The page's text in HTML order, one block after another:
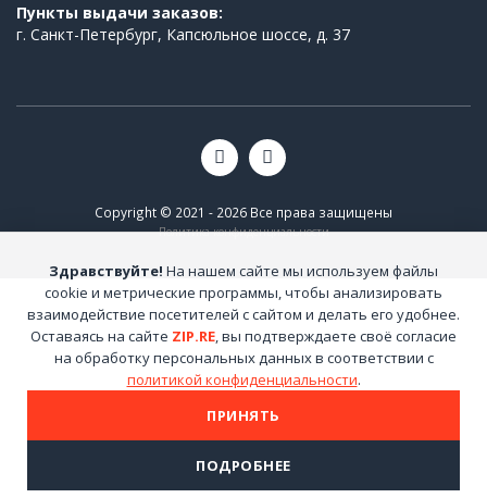
Пункты выдачи заказов:
г. Санкт-Петербург, Капсюльное шоссе, д. 37
Copyright © 2021 - 2026 Все права защищены
Политика конфиденциальности
Здравствуйте! На нашем сайте мы используем файлы
cookie и метрические программы, чтобы анализировать
взаимодействие посетителей с сайтом и делать его удобнее.
Оставаясь на сайте ZIP.RE, вы подтверждаете своё согласие
на обработку персональных данных в соответствии с
политикой конфиденциальности.
ПРИНЯТЬ
ПОДРОБНЕЕ